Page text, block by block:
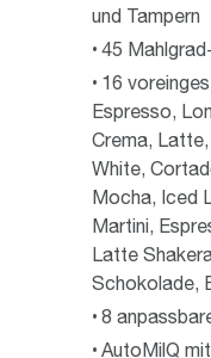
und Tampern
45
16
Espresso,
Crema,
White,
Mocha, Iced
Martini,
Latte
Schokolade,
8
AutoMilQ